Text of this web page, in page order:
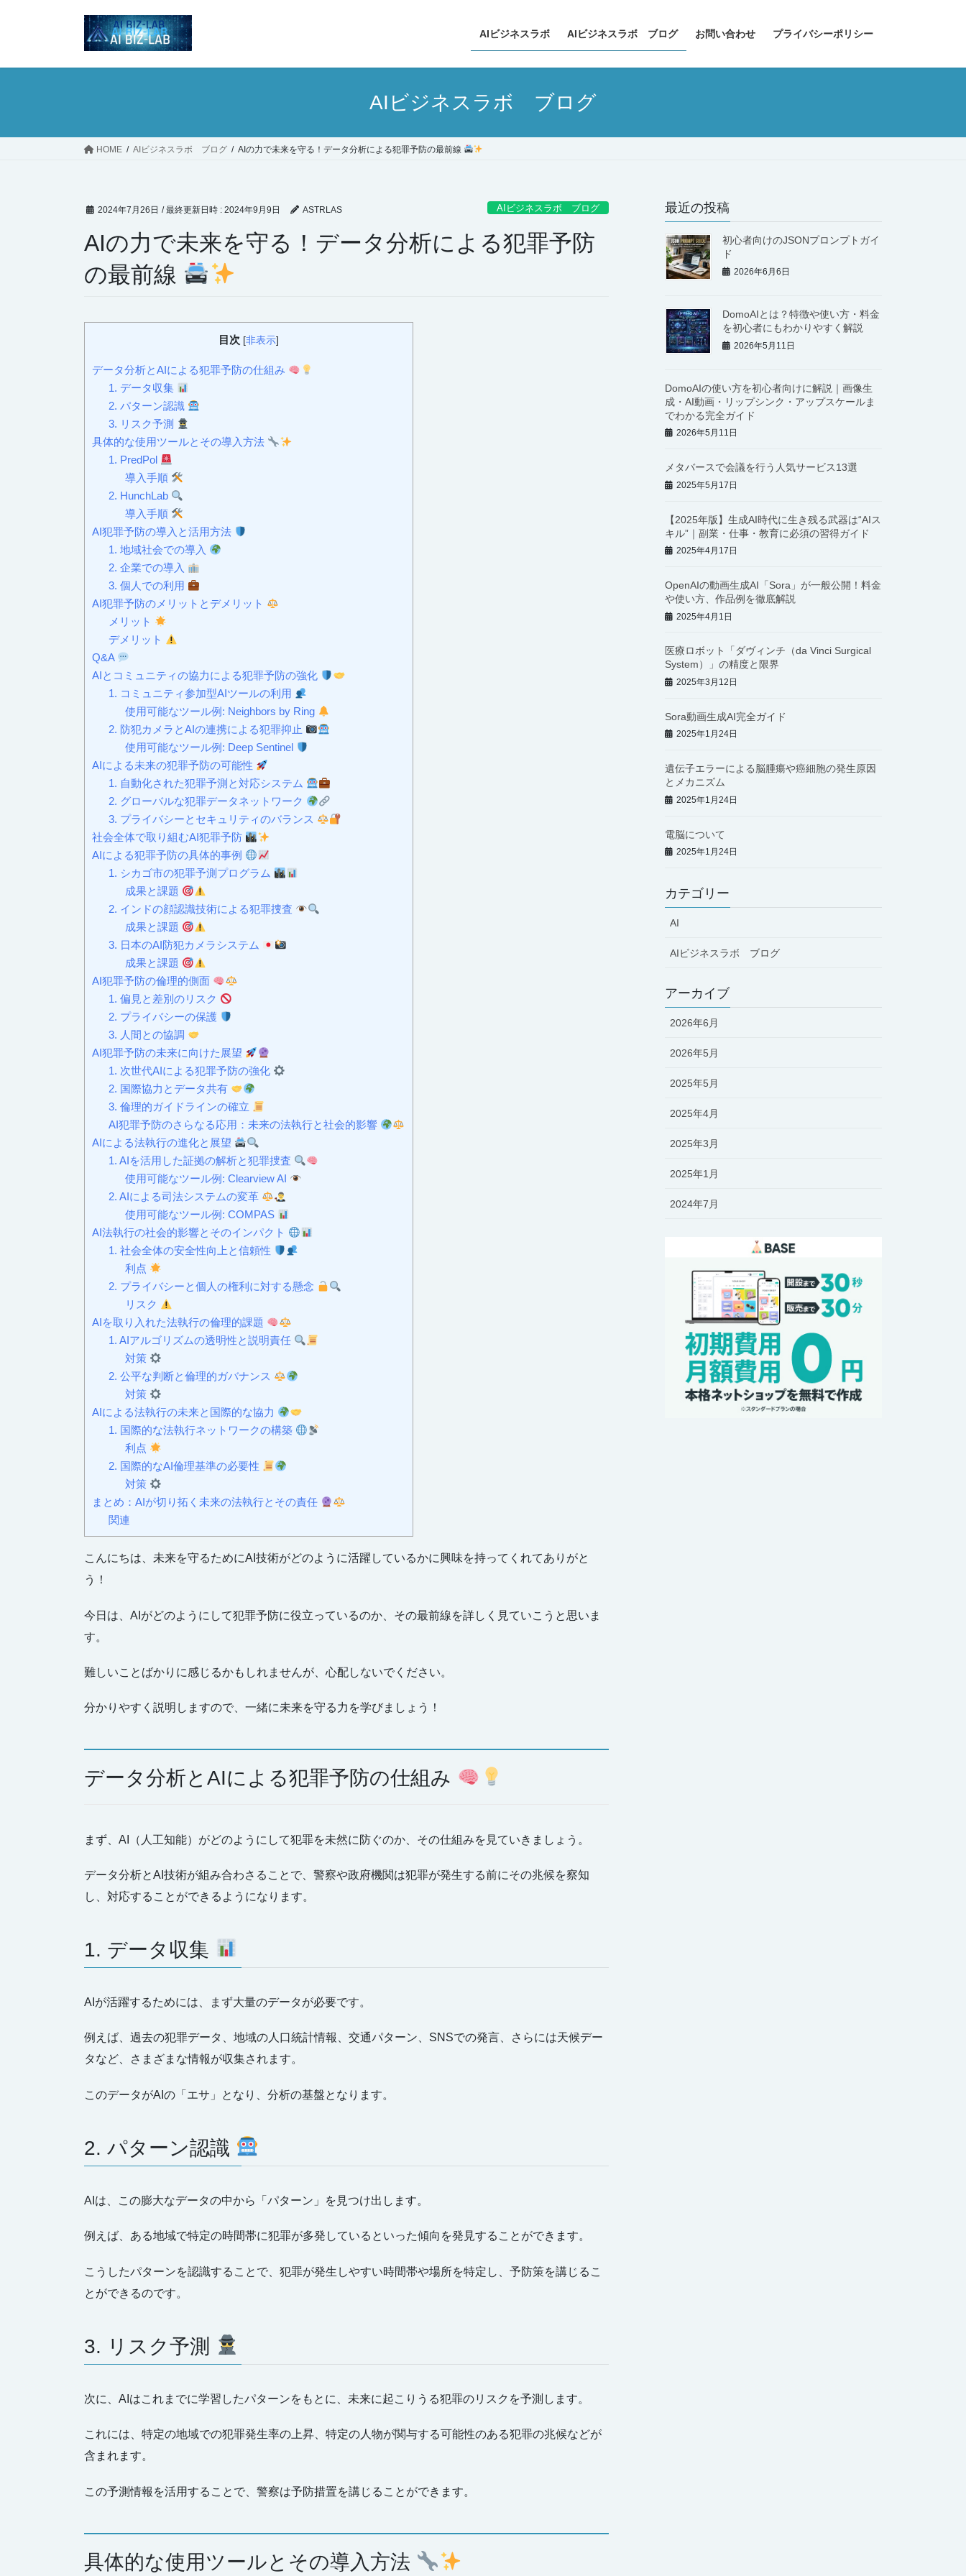
AIビジネスラボ AIビジネスラボ ブログ お問い合わせ プライバシーポリシー
AIビジネスラボ ブログ
HOME AIビジネスラボ ブログ AIの力で未来を守る！データ分析による犯罪予防の最前線
2024年7月26日 / 最終更新日時 : 2024年9月9日 ASTRLAS AIビジネスラボ ブログ
AIの力で未来を守る！データ分析による犯罪予防
の最前線
目次 [非表示]
データ分析とAIによる犯罪予防の仕組み
1. データ収集
2. パターン認識
3. リスク予測
具体的な使用ツールとその導入方法
1. PredPol
導入手順
2. HunchLab
導入手順
AI犯罪予防の導入と活用方法
1. 地域社会での導入
2. 企業での導入
3. 個人での利用
AI犯罪予防のメリットとデメリット
メリット
デメリット
Q&A
AIとコミュニティの協力による犯罪予防の強化
1. コミュニティ参加型AIツールの利用
使用可能なツール例: Neighbors by Ring
2. 防犯カメラとAIの連携による犯罪抑止
使用可能なツール例: Deep Sentinel
AIによる未来の犯罪予防の可能性
1. 自動化された犯罪予測と対応システム
2. グローバルな犯罪データネットワーク
3. プライバシーとセキュリティのバランス
社会全体で取り組むAI犯罪予防
AIによる犯罪予防の具体的事例
1. シカゴ市の犯罪予測プログラム
成果と課題
2. インドの顔認識技術による犯罪捜査
成果と課題
3. 日本のAI防犯カメラシステム
成果と課題
AI犯罪予防の倫理的側面
1. 偏見と差別のリスク
2. プライバシーの保護
3. 人間との協調
AI犯罪予防の未来に向けた展望
1. 次世代AIによる犯罪予防の強化
2. 国際協力とデータ共有
3. 倫理的ガイドラインの確立
AI犯罪予防のさらなる応用：未来の法執行と社会的影響
AIによる法執行の進化と展望
1. AIを活用した証拠の解析と犯罪捜査
使用可能なツール例: Clearview AI
2. AIによる司法システムの変革
使用可能なツール例: COMPAS
AI法執行の社会的影響とそのインパクト
1. 社会全体の安全性向上と信頼性
利点
2. プライバシーと個人の権利に対する懸念
リスク
AIを取り入れた法執行の倫理的課題
1. AIアルゴリズムの透明性と説明責任
対策
2. 公平な判断と倫理的ガバナンス
対策
AIによる法執行の未来と国際的な協力
1. 国際的な法執行ネットワークの構築
利点
2. 国際的なAI倫理基準の必要性
対策
まとめ：AIが切り拓く未来の法執行とその責任
関連
こんにちは、未来を守るためにAI技術がどのように活躍しているかに興味を持ってくれてありがと
う！
今日は、AIがどのようにして犯罪予防に役立っているのか、その最前線を詳しく見ていこうと思いま
す。
難しいことばかりに感じるかもしれませんが、心配しないでください。
分かりやすく説明しますので、一緒に未来を守る力を学びましょう！
データ分析とAIによる犯罪予防の仕組み
まず、AI（人工知能）がどのようにして犯罪を未然に防ぐのか、その仕組みを見ていきましょう。
データ分析とAI技術が組み合わさることで、警察や政府機関は犯罪が発生する前にその兆候を察知
し、対応することができるようになります。
1. データ収集
AIが活躍するためには、まず大量のデータが必要です。
例えば、過去の犯罪データ、地域の人口統計情報、交通パターン、SNSでの発言、さらには天候デー
タなど、さまざまな情報が収集されます。
このデータがAIの「エサ」となり、分析の基盤となります。
2. パターン認識
AIは、この膨大なデータの中から「パターン」を見つけ出します。
例えば、ある地域で特定の時間帯に犯罪が多発しているといった傾向を発見することができます。
こうしたパターンを認識することで、犯罪が発生しやすい時間帯や場所を特定し、予防策を講じるこ
とができるのです。
3. リスク予測
次に、AIはこれまでに学習したパターンをもとに、未来に起こりうる犯罪のリスクを予測します。
これには、特定の地域での犯罪発生率の上昇、特定の人物が関与する可能性のある犯罪の兆候などが
含まれます。
この予測情報を活用することで、警察は予防措置を講じることができます。
具体的な使用ツールとその導入方法
最近の投稿
初心者向けのJSONプロンプトガイ
ド
2026年6月6日
DomoAIとは？特徴や使い方・料金
を初心者にもわかりやすく解説
2026年5月11日
DomoAIの使い方を初心者向けに解説｜画像生
成・AI動画・リップシンク・アップスケールま
でわかる完全ガイド
2026年5月11日
メタバースで会議を行う人気サービス13選
2025年5月17日
【2025年版】生成AI時代に生き残る武器は“AIス
キル”｜副業・仕事・教育に必須の習得ガイド
2025年4月17日
OpenAIの動画生成AI「Sora」が一般公開！料金
や使い方、作品例を徹底解説
2025年4月1日
医療ロボット「ダヴィンチ（da Vinci Surgical
System）」の精度と限界
2025年3月12日
Sora動画生成AI完全ガイド
2025年1月24日
遺伝子エラーによる脳腫瘍や癌細胞の発生原因
とメカニズム
2025年1月24日
電脳について
2025年1月24日
カテゴリー
AI
AIビジネスラボ ブログ
アーカイブ
2026年6月
2026年5月
2025年5月
2025年4月
2025年3月
2025年1月
2024年7月